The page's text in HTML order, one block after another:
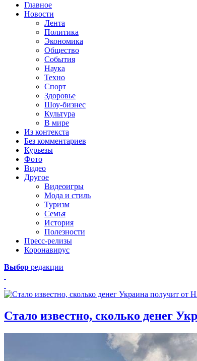
Главное
Новости
Лента
Политика
Экономика
Общество
События
Наука
Техно
Спорт
Здоровье
Шоу-бизнес
Культура
В мире
Из контекста
Без комментариев
Курьезы
Фото
Видео
Другое
Видеоигры
Мода и стиль
Туризм
Семья
История
Полезности
Пресс-релизы
Коронавирус
Выбор редакции
Стало известно, сколько денег